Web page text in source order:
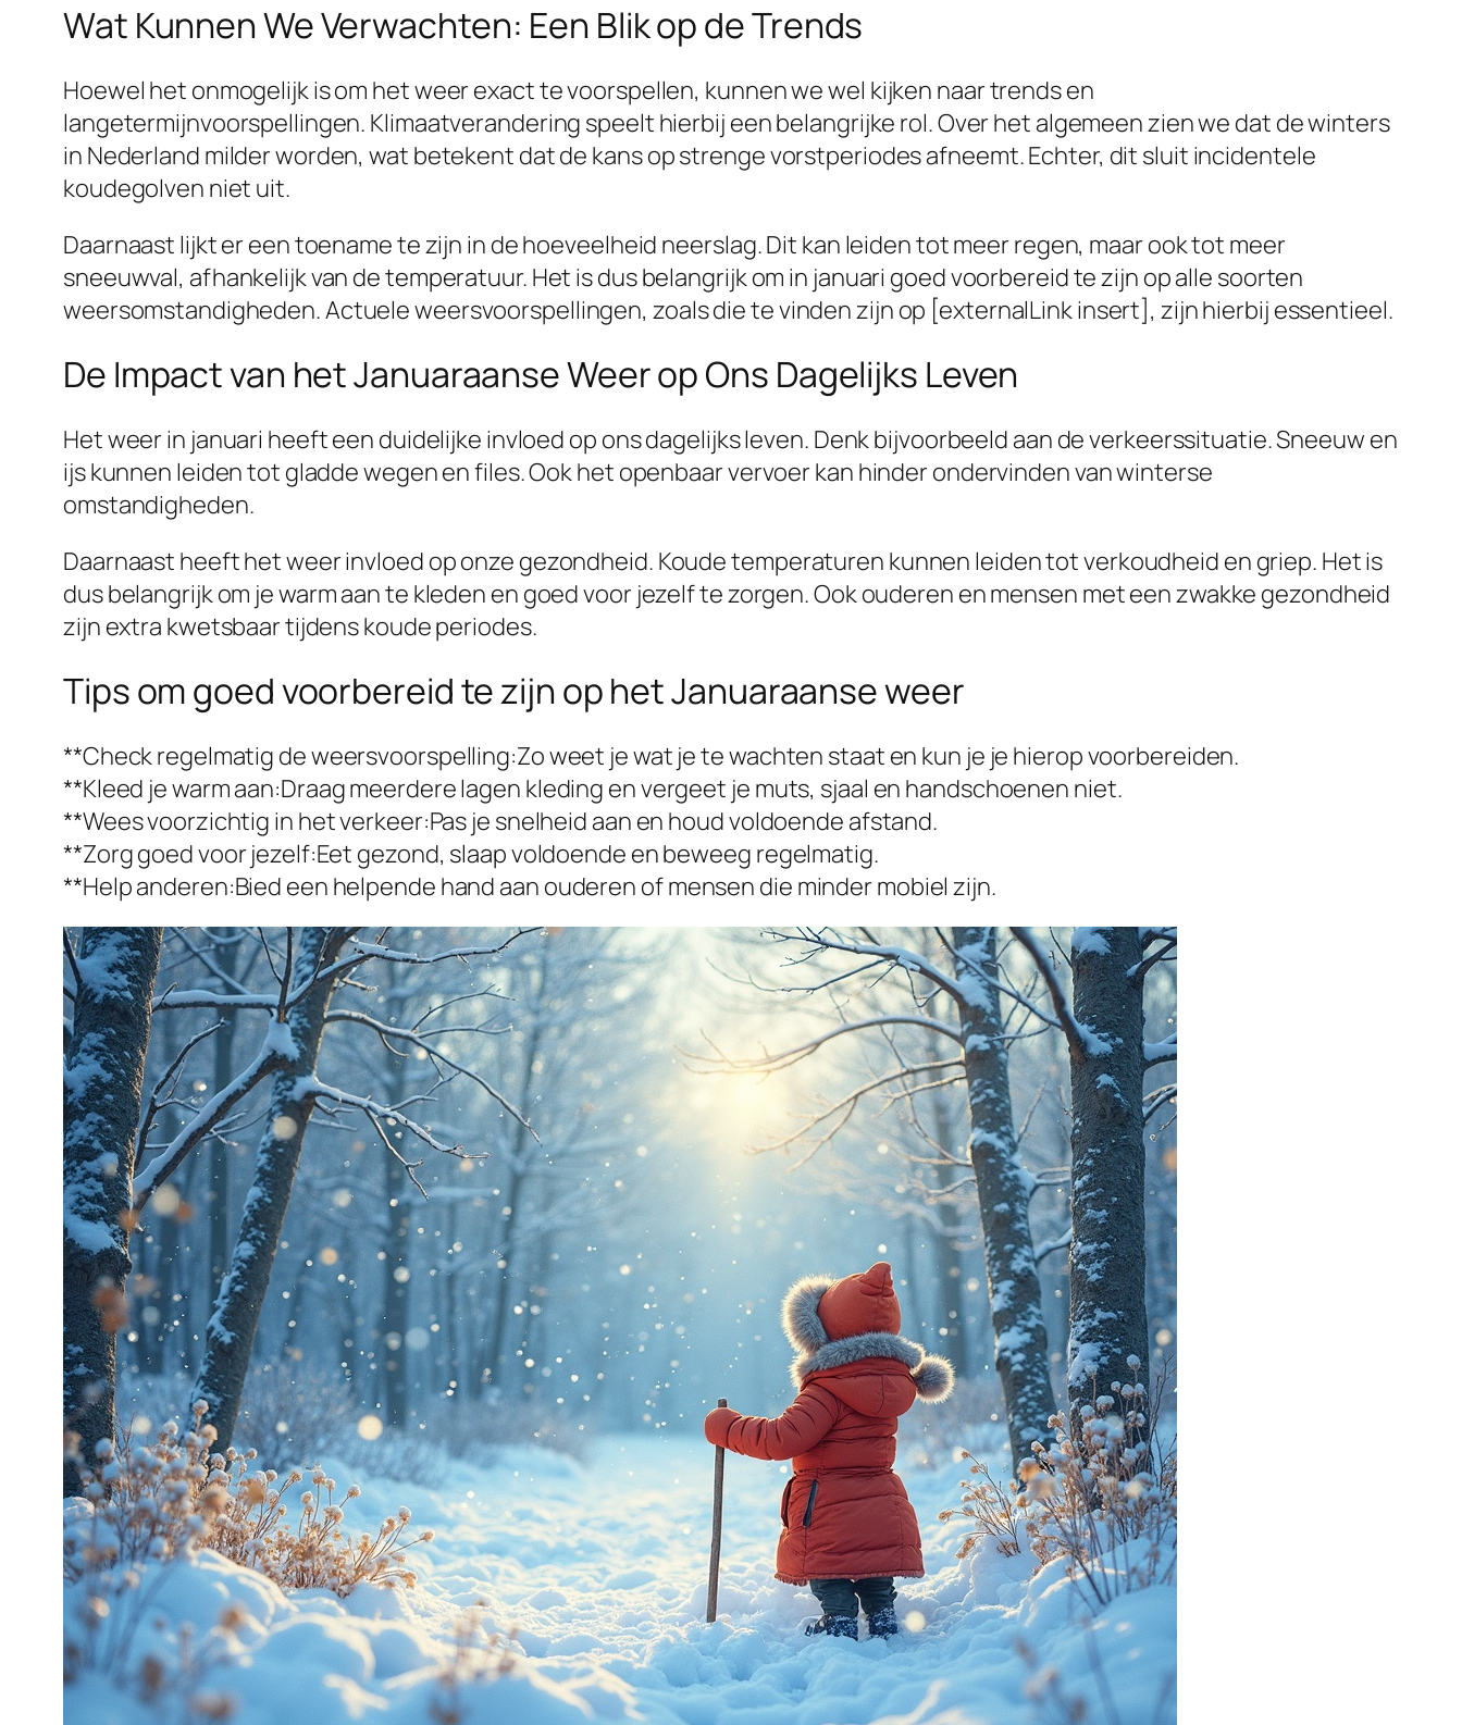
Wat Kunnen We Verwachten: Een Blik op de Trends
Hoewel het onmogelijk is om het weer exact te voorspellen, kunnen we wel kijken naar trends en
langetermijnvoorspellingen. Klimaatverandering speelt hierbij een belangrijke rol. Over het algemeen zien we dat de winters
in Nederland milder worden, wat betekent dat de kans op strenge vorstperiodes afneemt. Echter, dit sluit incidentele
koudegolven niet uit.
Daarnaast lijkt er een toename te zijn in de hoeveelheid neerslag. Dit kan leiden tot meer regen, maar ook tot meer
sneeuwval, afhankelijk van de temperatuur. Het is dus belangrijk om in januari goed voorbereid te zijn op alle soorten
weersomstandigheden. Actuele weersvoorspellingen, zoals die te vinden zijn op [externalLink insert], zijn hierbij essentieel.
De Impact van het Januaraanse Weer op Ons Dagelijks Leven
Het weer in januari heeft een duidelijke invloed op ons dagelijks leven. Denk bijvoorbeeld aan de verkeerssituatie. Sneeuw en
ijs kunnen leiden tot gladde wegen en files. Ook het openbaar vervoer kan hinder ondervinden van winterse
omstandigheden.
Daarnaast heeft het weer invloed op onze gezondheid. Koude temperaturen kunnen leiden tot verkoudheid en griep. Het is
dus belangrijk om je warm aan te kleden en goed voor jezelf te zorgen. Ook ouderen en mensen met een zwakke gezondheid
zijn extra kwetsbaar tijdens koude periodes.
Tips om goed voorbereid te zijn op het Januaraanse weer
**Check regelmatig de weersvoorspelling:Zo weet je wat je te wachten staat en kun je je hierop voorbereiden.
**Kleed je warm aan:Draag meerdere lagen kleding en vergeet je muts, sjaal en handschoenen niet.
**Wees voorzichtig in het verkeer:Pas je snelheid aan en houd voldoende afstand.
**Zorg goed voor jezelf:Eet gezond, slaap voldoende en beweeg regelmatig.
**Help anderen:Bied een helpende hand aan ouderen of mensen die minder mobiel zijn.